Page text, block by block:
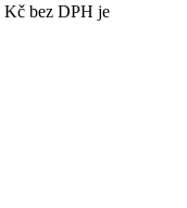
Kč bez DPH je